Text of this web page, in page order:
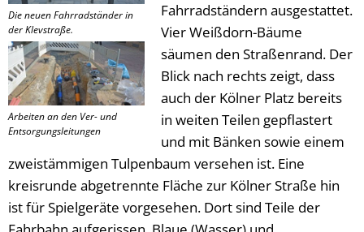
Die neuen Fahrradständer in
der Klevstraße.
Arbeiten an den Ver- und
Entsorgungsleitungen
Fahrradständern ausgestattet.
Vier Weißdorn-Bäume
säumen den Straßenrand. Der
Blick nach rechts zeigt, dass
auch der Kölner Platz bereits
in weiten Teilen gepflastert
und mit Bänken sowie einem
zweistämmigen Tulpenbaum versehen ist. Eine
kreisrunde abgetrennte Fläche zur Kölner Straße hin
ist für Spielgeräte vorgesehen. Dort sind Teile der